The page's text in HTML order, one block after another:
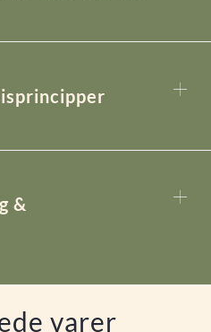
&
varer